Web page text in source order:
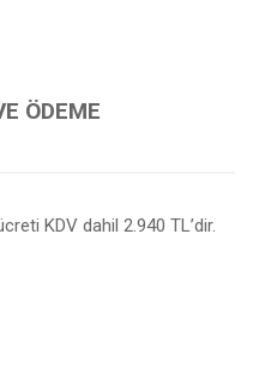
ÖDEME
KDV dahil 2.940 TL’dir.